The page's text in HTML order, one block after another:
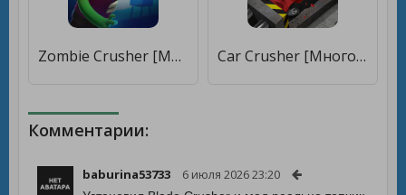
Zombie Crusher [Мод меню] Car Crusher [Много монет]
Комментарии:
baburina53733 6 июля 2026 23:20